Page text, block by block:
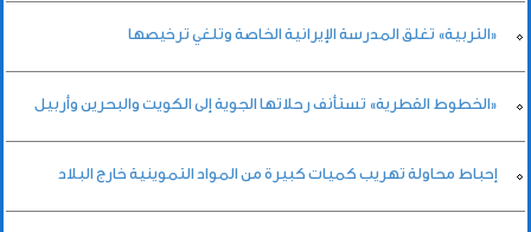
«التربية» تغلق المدرسة الإيرانية الخاصة وتلغي ترخيصها
«الخطوط القطرية» تستأنف رحلاتها الجوية إلى الكويت والبحرين وأربيل
إحباط محاولة تهريب كميات كبيرة من المواد التموينية خارج البلاد